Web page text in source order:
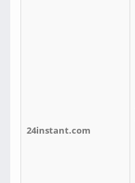
24instant.com